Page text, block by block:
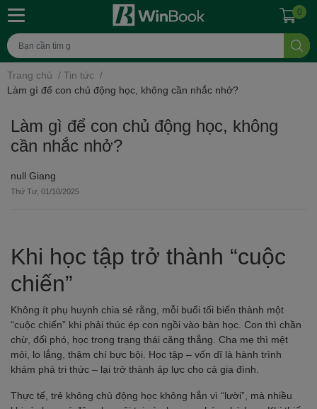
0
Trang chủ / Tin tức /
Làm gì để con chủ động học, không cần nhắc nhở?
Làm gì để con chủ động học, không
cần nhắc nhở?
null Giang
Thứ Tư, 01/10/2025
Khi học tập trở thành “cuộc
chiến”
Không ít phụ huynh chia sẻ rằng, mỗi buổi tối biến thành một
“cuộc chiến” khi phải thúc ép con ngồi vào bàn học. Con thì chần
chừ, đối phó, học trong trạng thái căng thẳng. Cha mẹ thì mệt
mỏi, lo lắng, thậm chí bực bội. Học tập – vốn dĩ là hành trình
khám phá tri thức – lại trở thành áp lực cho cả gia đình.
Thực tế, trẻ không chủ động học không hẳn vì “lười”, mà nhiều